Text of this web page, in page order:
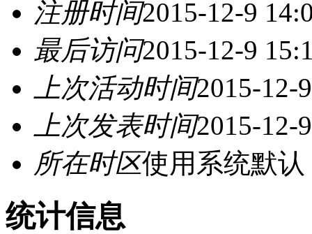
注册时间2015-12-9
最后访问2015-12-9
上次活动时间2015-12-
上次发表时间2015-12-
所在时区使用系统默认
统计信息